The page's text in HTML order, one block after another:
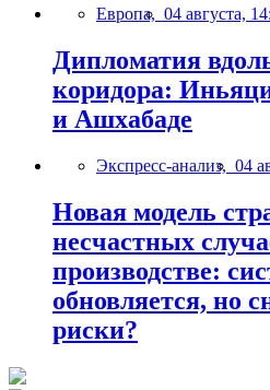
Европа, 04 августа,
Дипломатия
коридора:
и Ашхабаде
Экспресс-анализ, 04
Новая модель
несчастных
производстве:
обновляется, но
риски?